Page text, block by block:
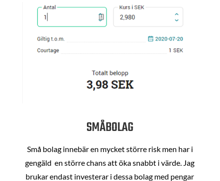
SMÅBOLAG
Små bolag innebär en mycket större risk men har i
gengäld en större chans att öka snabbt i värde. Jag
brukar endast investerar i dessa bolag med pengar